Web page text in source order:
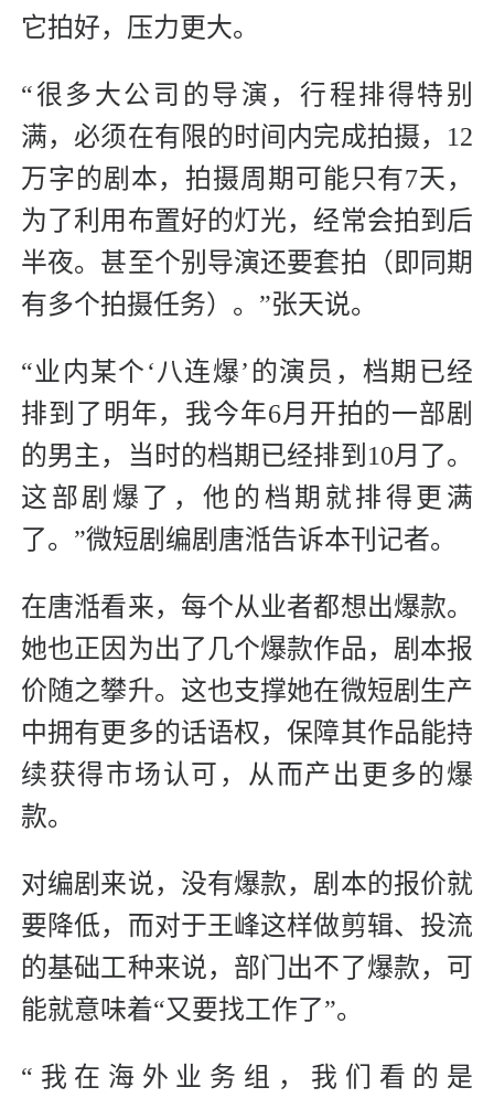
它拍好，压力更大。
“很多大公司的导演，行程排得特别
满，必须在有限的时间内完成拍摄，12
万字的剧本，拍摄周期可能只有7天，
为了利用布置好的灯光，经常会拍到后
半夜。甚至个别导演还要套拍（即同期
有多个拍摄任务）。”张天说。
“业内某个‘八连爆’的演员，档期已经
排到了明年，我今年6月开拍的一部剧
的男主，当时的档期已经排到10月了。
这部剧爆了，他的档期就排得更满
了。”微短剧编剧唐湉告诉本刊记者。
在唐湉看来，每个从业者都想出爆款。
她也正因为出了几个爆款作品，剧本报
价随之攀升。这也支撑她在微短剧生产
中拥有更多的话语权，保障其作品能持
续获得市场认可，从而产出更多的爆
款。
对编剧来说，没有爆款，剧本的报价就
要降低，而对于王峰这样做剪辑、投流
的基础工种来说，部门出不了爆款，可
能就意味着“又要找工作了”。
“我在海外业务组，我们看的是